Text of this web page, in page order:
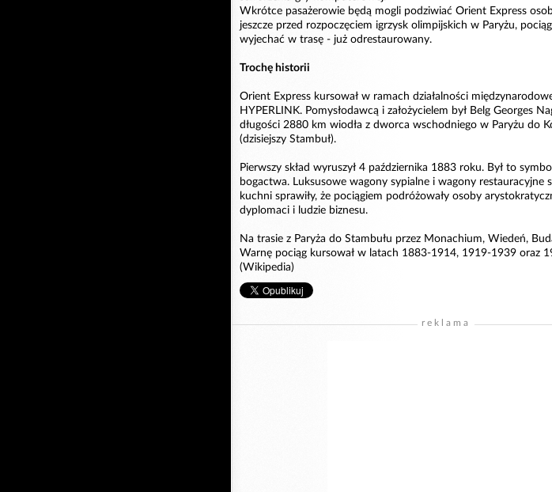
Wkrótce pasażerowie będą mogli podziwiać Orient Express
jeszcze przed rozpoczęciem igrzysk olimpijskich w Paryżu,
wyjechać w trasę - już odrestaurowany.
Trochę historii
Orient Express kursował w ramach działalności
HYPERLINK. Pomysłodawcą i założycielem był Belg Georges
długości 2880 km wiodła z dworca wschodniego w Paryżu do
(dzisiejszy Stambuł).
Pierwszy skład wyruszył 4 października 1883 roku. Był to
bogactwa. Luksusowe wagony sypialne i wagony restauracyjne
kuchni sprawiły, że pociągiem podróżowały osoby
dyplomaci i ludzie biznesu.
Na trasie z Paryża do Stambułu przez Monachium, Wiedeń,
Warnę pociąg kursował w latach 1883-1914, 1919-1939 oraz
(Wikipedia)
reklama